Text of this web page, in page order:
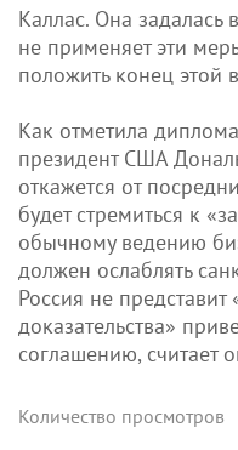
Каллас. Она
не применяет эти
положить конец этой
Как отметила
президент США
откажется от
будет стремиться к
обычному ведению
должен ослаблять
Россия не представит
доказательства»
соглашению, считает
Количество просмотров